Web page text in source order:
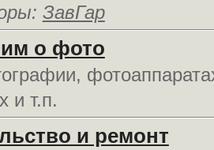
ЗавГар
о фото
и т.п.
и ремонт